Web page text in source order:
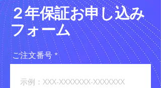
２年保証お申し込み
フォーム
ご注文番号